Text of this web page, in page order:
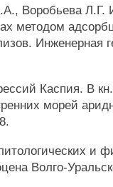
Воробьева Л.Г.
методом
Инженерная
Каспия. В
морей
и
Волго-